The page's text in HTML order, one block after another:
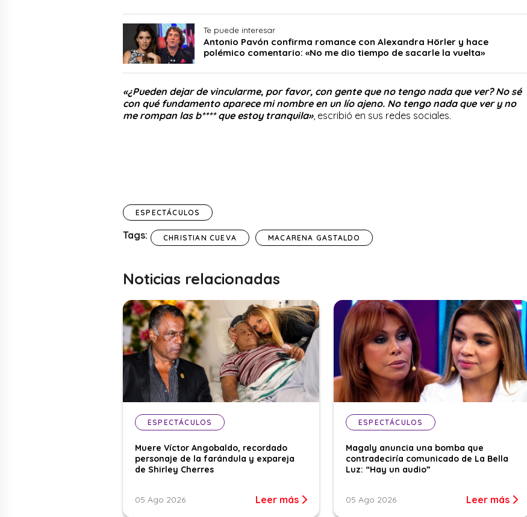
Te puede interesar
Antonio Pavón confirma romance con Alexandra Hörler y hace
polémico comentario: «No me dio tiempo de sacarle la vuelta»
«¿Pueden dejar de vincularme, por favor, con gente que no tengo nada que ver? No sé
con qué fundamento aparece mi nombre en un lío ajeno. No tengo nada que ver y no
me rompan las b**** que estoy tranquila», escribió en sus redes sociales.
ESPECTÁCULOS
Tags: CHRISTIAN CUEVA MACARENA GASTALDO
Noticias relacionadas
ESPECTÁCULOS
Muere Víctor Angobaldo, recordado
personaje de la farándula y expareja
de Shirley Cherres
05 Ago 2026 Leer más
ESPECTÁCULOS
Magaly anuncia una bomba que
contradeciría comunicado de La Bella
Luz: “Hay un audio”
05 Ago 2026 Leer más